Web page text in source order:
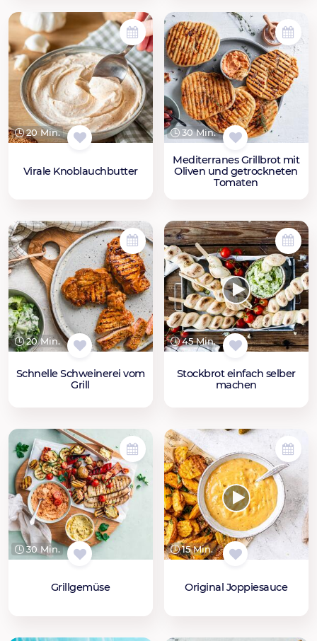
20 Min.
Virale Knoblauchbutter
30 Min.
Mediterranes Grillbrot mit
Oliven und getrockneten
Tomaten
20 Min.
Schnelle Schweinerei vom
Grill
45 Min.
Stockbrot einfach selber
machen
30 Min.
Grillgemüse
15 Min.
Original Joppiesauce